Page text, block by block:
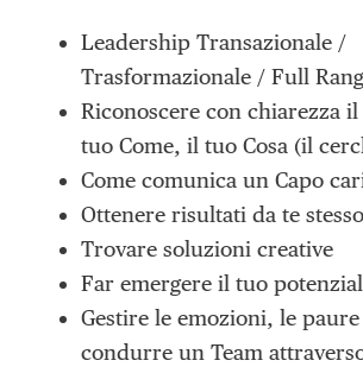
Leadership Transazionale /
Trasformazionale / Full
Riconoscere con chiarezza
tuo Come, il tuo Cosa (il
Come comunica un Capo
Ottenere risultati da te
Trovare soluzioni creative
Far emergere il tuo
Gestire le emozioni, le
condurre un Team